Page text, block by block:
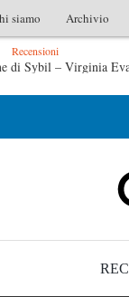
siamo Archivio
Recensioni
non verrà –
salve di Fabrizio De